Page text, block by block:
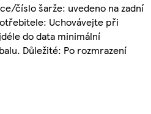
číslo šarže: uvedeno na zadní
Uchovávejte při
do data minimální
Důležité: Po rozmrazení